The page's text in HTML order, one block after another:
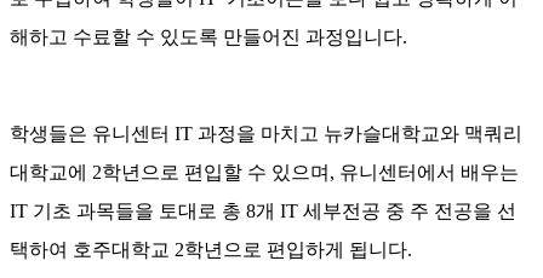
해하고 수료할 수 있도록 만들어진 과정입니다.
학생들은 유니센터 IT 과정을 마치고 뉴카슬대학교와 맥쿼리
대학교에 2학년으로 편입할 수 있으며, 유니센터에서 배우는
IT 기초 과목들을 토대로 총 8개 IT 세부전공 중 주 전공을 선
택하여 호주대학교 2학년으로 편입하게 됩니다.